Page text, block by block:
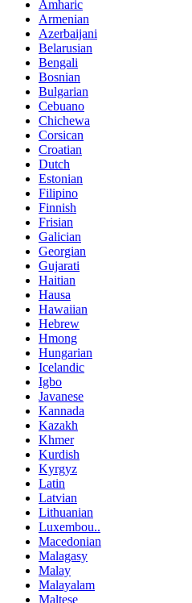
Amharic
Armenian
Azerbaijani
Belarusian
Bengali
Bosnian
Bulgarian
Cebuano
Chichewa
Corsican
Croatian
Dutch
Estonian
Filipino
Finnish
Frisian
Galician
Georgian
Gujarati
Haitian
Hausa
Hawaiian
Hebrew
Hmong
Hungarian
Icelandic
Igbo
Javanese
Kannada
Kazakh
Khmer
Kurdish
Kyrgyz
Latin
Latvian
Lithuanian
Luxembou..
Macedonian
Malagasy
Malay
Malayalam
Maltese